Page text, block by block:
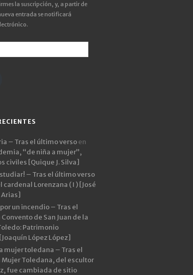
la suscripción, y, a partir de
entrada se notificará
– Tras el último versoen
“de niña a mujer”,
civiles [Quique J. Silva]
– Tras el último verso
cardenal Lorenzana ( I ) [José
Arias]
un incendio – Tras el
Convento de San Juan de la
Patrimonio
López López]
mujer toledana – Tras el
Mujer Toledana, del escultor
fue cambiada de sitio